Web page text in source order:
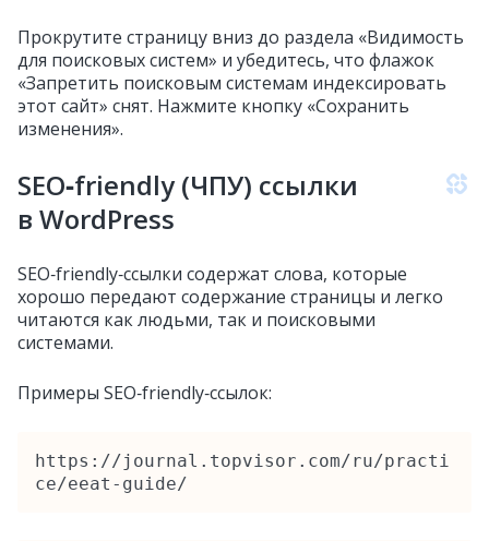
Прокрутите страницу вниз до раздела «Видимость
для поисковых систем» и убедитесь, что флажок
«Запретить поисковым системам индексировать
этот сайт» снят. Нажмите кнопку «Сохранить
изменения».
SEO‑friendly (ЧПУ) ссылки
в WordPress
SEO‑friendly‑ссылки содержат слова, которые
хорошо передают содержание страницы и легко
читаются как людьми, так и поисковыми
системами.
Примеры SEO‑friendly‑ссылок:
https://journal.topvisor.com/ru/practi
ce/eeat-guide/